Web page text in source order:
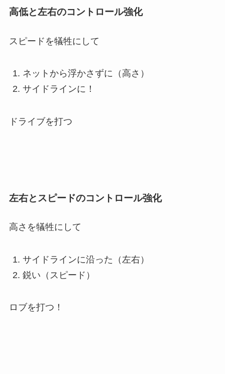
高低と左右のコントロール強化
スピードを犠牲にして
ネットから浮かさずに（高さ）
サイドラインに！
ドライブを打つ
左右とスピードのコントロール強化
高さを犠牲にして
サイドラインに沿った（左右）
鋭い（スピード）
ロブを打つ！